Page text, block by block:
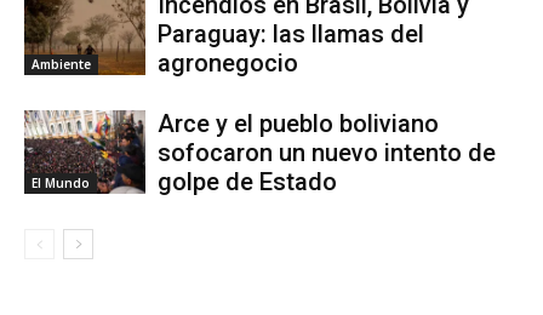
Ambiente
Paraguay: las llamas del
agronegocio
El Mundo
Arce y el pueblo boliviano
sofocaron un nuevo intento de
golpe de Estado